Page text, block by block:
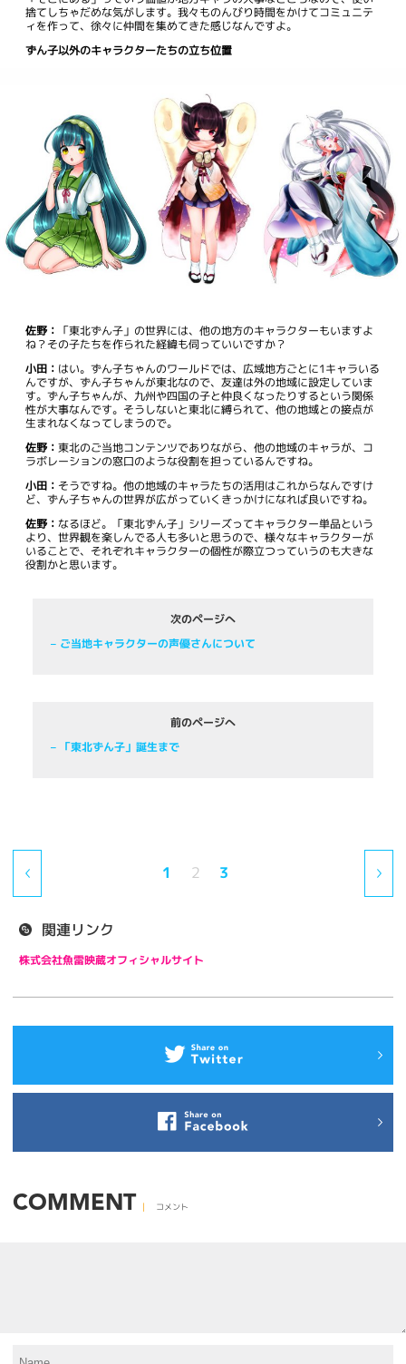
捨てしちゃだめな気がします。我々ものんびり時間をかけてコミュニテ
ィを作って、徐々に仲間を集めてきた感じなんですよ。
ずん子以外のキャラクターたちの立ち位置
佐野：
「東北ずん子」の世界には、他の地方のキャラクターもいますよ
ね？その子たちを作られた経緯も伺っていいですか？
小田： はい。ずん子ちゃんのワールドでは、広域地方ごとに1キャラいる
んですが、ずん子ちゃんが東北なので、友達は外の地域に設定していま
す。ずん子ちゃんが、九州や四国の子と仲良くなったりするという関係
性が大事なんです。そうしないと東北に縛られて、他の地域との接点が
生まれなくなってしまうので。
佐野： 東北のご当地コンテンツでありながら、他の地域のキャラが、コ
ラボレーションの窓口のような役割を担っているんですね。
小田： そうですね。他の地域のキャラたちの活用はこれからなんですけ
ど、ずん子ちゃんの世界が広がっていくきっかけになれば良いですね。
佐野： なるほど。「東北ずん子」シリーズってキャラクター単品という
より、世界観を楽しんでる人も多いと思うので、様々なキャラクターが
いることで、それぞれキャラクターの個性が際立つっていうのも大きな
役割かと思います。
次のページへ
– ご当地キャラクターの声優さんについて
前のページへ
– 「東北ずん子」誕生まで
1 2 3
関連リンク
株式会社魚雷映蔵オフィシャルサイト
COMMENT コメント